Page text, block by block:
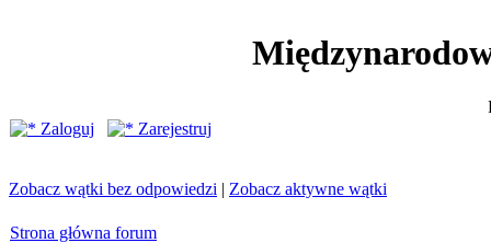
Zaloguj
Zarejestruj
Zobacz wątki bez odpowiedzi | Zobacz aktywne wątki
Strona główna forum